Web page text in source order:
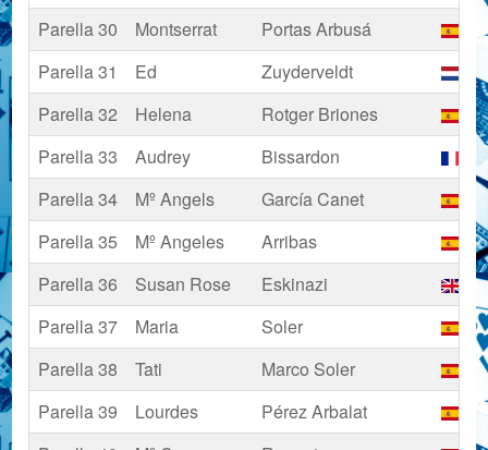
Parella 30
Montserrat Portas Arbusá
Parella 31
Ed Zuyderveldt
Parella 32
Helena Rotger Briones
Parella 33
Audrey Bissardon
Parella 34
Mº Angels García Canet
Parella 35
Mº Angeles Arribas
Parella 36
Susan Rose Eskinazi
Parella 37
Maria Soler
Parella 38
Tati Marco Soler
Parella 39
Lourdes Pérez Arbalat